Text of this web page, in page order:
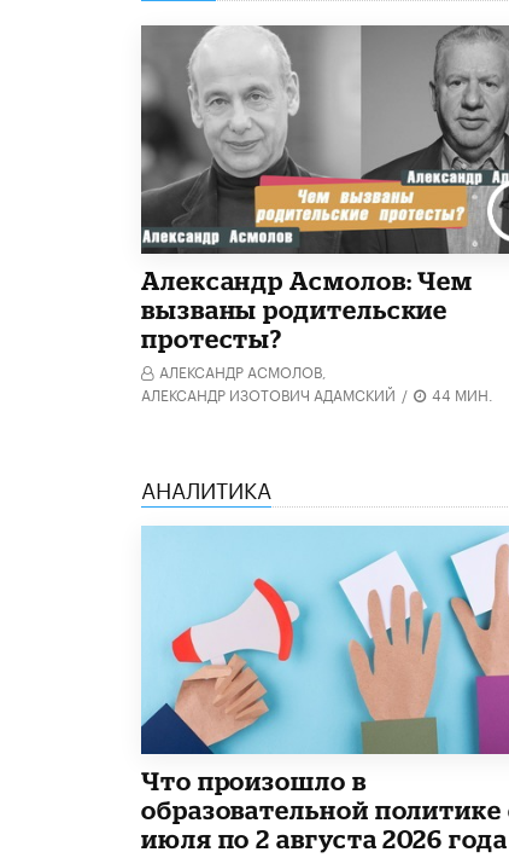
Александр Асмолов: Чем
вызваны родительские
протесты?
АЛЕКСАНДР АСМОЛОВ,
АЛЕКСАНДР ИЗОТОВИЧ АДАМСКИЙ / 44 МИН.
АНАЛИТИКА
​Что произошло в
образовательной политике
июля по 2 августа 2026 года